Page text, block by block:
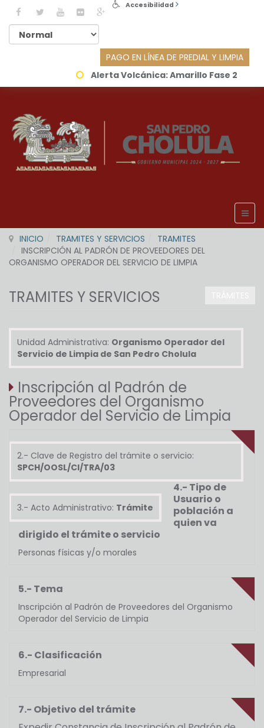
Accesibilidad
PAGO EN LÍNEA DE PREDIAL Y LIMPIA
Alerta Volcánica:Amarillo Fase 2
INICIO TRAMITES Y SERVICIOS
TRAMITES
INSCRIPCIÓN AL PADRÓN DE PROVEEDORES DEL
ORGANISMO OPERADOR DEL SERVICIO DE LIMPIA
TRAMITES Y SERVICIOS
Unidad Administrativa: Organismo Operador del
Servicio de Limpia de San Pedro Cholula
Inscripción al Padrón de
Proveedores del Organismo
Operador del Servicio de Limpia
2.- Clave de Registro del trámite o servicio:
SPCH/OOSL/CI/TRA/03
3.- Acto Administrativo: Trámite
4.- Tipo de
Usuario o
población a
quien va
dirigido el trámite o servicio
Personas físicas y/o morales
5.- Tema
Inscripción al Padrón de Proveedores del Organismo
Operador del Servicio de Limpia
6.- Clasificación
Empresarial
7.- Objetivo del trámite